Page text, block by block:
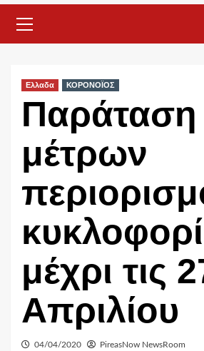
Menu
Ελλαδα ΚΟΡΟΝΟΪΟΣ
μέτρων
μέχρι τις
Απριλίου
04/04/2020 PireasNow NewsRoom